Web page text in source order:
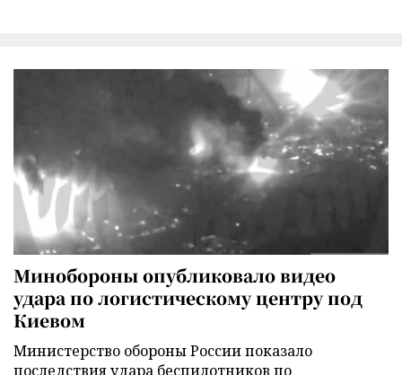
Минобороны опубликовало видео
удара по логистическому центру под
Киевом
Министерство обороны России показало
последствия удара беспилотников по